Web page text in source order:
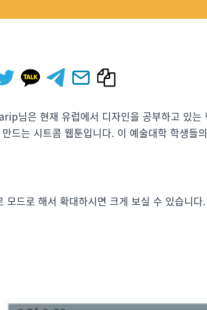
님은 현재 유럽에서 디자인을 공부하고 있는
드는 시트콤 웹툰입니다. 이 예술대학 학생들
모드로 해서 확대하시면 크게 보실 수 있습니다.